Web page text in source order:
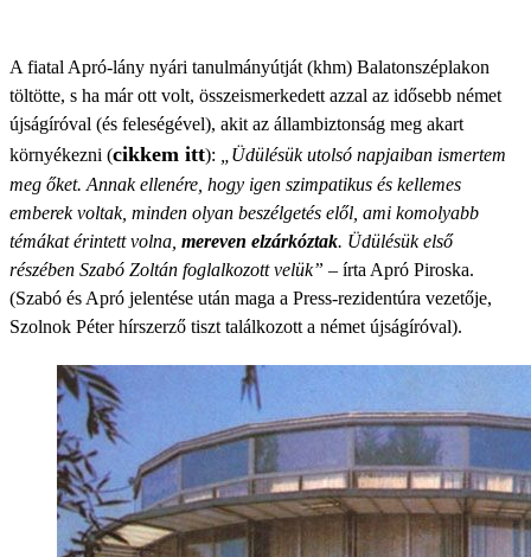
A fiatal Apró-lány nyári tanulmányútját (khm) Balatonszéplakon
töltötte, s ha már ott volt, összeismerkedett azzal az idősebb német
újságíróval (és feleségével), akit az állambiztonság meg akart
környékezni (cikkem itt): „Üdülésük utolsó napjaiban ismertem
meg őket. Annak ellenére, hogy igen szimpatikus és kellemes
emberek voltak, minden olyan beszélgetés elől, ami komolyabb
témákat érintett volna, mereven elzárkóztak. Üdülésük első
részében Szabó Zoltán foglalkozott velük” – írta Apró Piroska.
(Szabó és Apró jelentése után maga a Press-rezidentúra vezetője,
Szolnok Péter hírszerző tiszt találkozott a német újságíróval).